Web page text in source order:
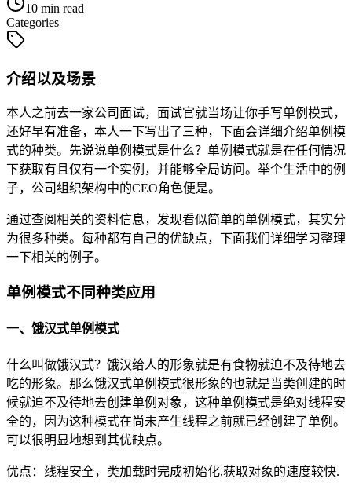
10 min read
Categories
介绍以及场景
本人之前去一家公司面试，面试官就当场让你手写单例模式，
还好早有准备，本人一下写出了三种，下面会详细介绍单例模
式的种类。先说说单例模式是什么？单例模式就是在任何情况
下获取有且仅有一个实例，并能够全局访问。举个生活中的例
子，公司组织架构中的CEO角色便是。
通过查阅相关的资料信息，发现看似简单的单例模式，其实分
为很多种类。每种都有自己的优缺点，下面我们详细学习整理
一下相关的例子。
单例模式不同种类应用
一、饿汉式单例模式
什么叫做饿汉式？饿汉给人的形象就是有食物就迫不及待地去
吃的形象。那么饿汉式单例模式很形象的也就是当类创建的时
候就迫不及待地去创建单例对象，这种单例模式是绝对线程安
全的，因为这种模式在尚未产生线程之前就已经创建了单例。
可以很明显地想到其优缺点。
优点：线程安全，类加载时完成初始化,获取对象的速度较快.